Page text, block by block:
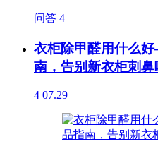
问答 4
衣柜除甲醛用什么
南，告别新衣柜刺鼻
4 07.29